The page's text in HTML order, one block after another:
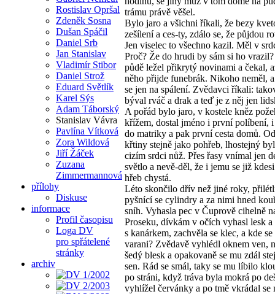
Rostislav Opršal
Zdeněk Sosna
Dušan Spáčil
Daniel Srb
Jan Stanislav
Vladimír Stibor
Daniel Strož
Eduard Světlík
Karel Sýs
Adam Táborský
Stanislav Vávra
Pavlína Vítková
Zora Wildová
Jiří Žáček
Zuzana
Zimmermannová
přílohy
Diskuse
informace
Profil časopisu
Loga DV
pro spřátelené
stránky
archiv
trámu právě věšel.
Bylo jaro a všichni říkali, že bezy
zešílení a ces-ty, zdálo se, že půjdou
Jen viselec to všechno kazil. Měl v
Proč? Že do hrudi by sám si ho
půdě ležel přikrytý novinami a čekal,
něho přijde funebrák. Nikoho neměl,
se jen na spálení. Zvědavci říkali:
býval rváč a drak a teď je z něj jen
A pořád bylo jaro, v kostele kněz
křížem, dostal jméno i první políbení, i
do matriky a pak první cesta domů.
křtiny stejně jako pohřeb, lhostejný
cizím srdci nůž. Přes řasy vnímal jen
světlo a nevě-děl, že i jemu se již
hřeb chystá.
Léto skončilo dřív než jiné roky,
pyšnící se cylindry a za nimi hned
sníh. Vyhasla pec v Čuprově cihelně
Proseku, dívkám v očích vyhasl lesk
s kanárkem, zachvěla se klec, a kde
varani? Zvědavě vyhlédl oknem ven,
šedý blesk a opakovaně se mu zdál
sen. Rád se smál, taky se mu líbilo
po stráni, když tráva byla mokrá po
vyhlížel červánky a po tmě vkrádal se